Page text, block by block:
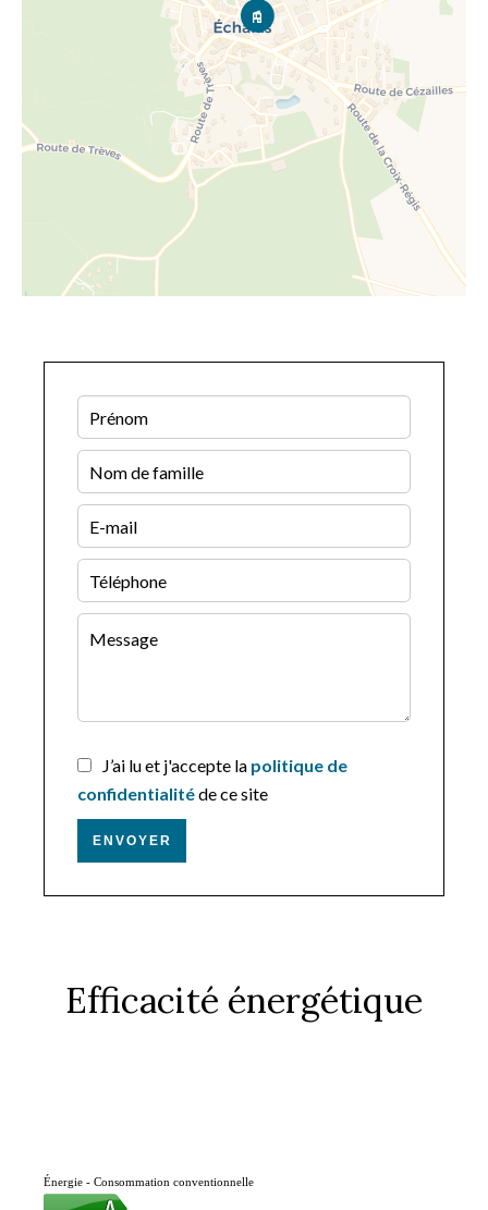
J’ai lu et j'accepte la politique de
confidentialitéde ce site
ENVOYER
Efficacité énergétique
Énergie - Consommation conventionnelle